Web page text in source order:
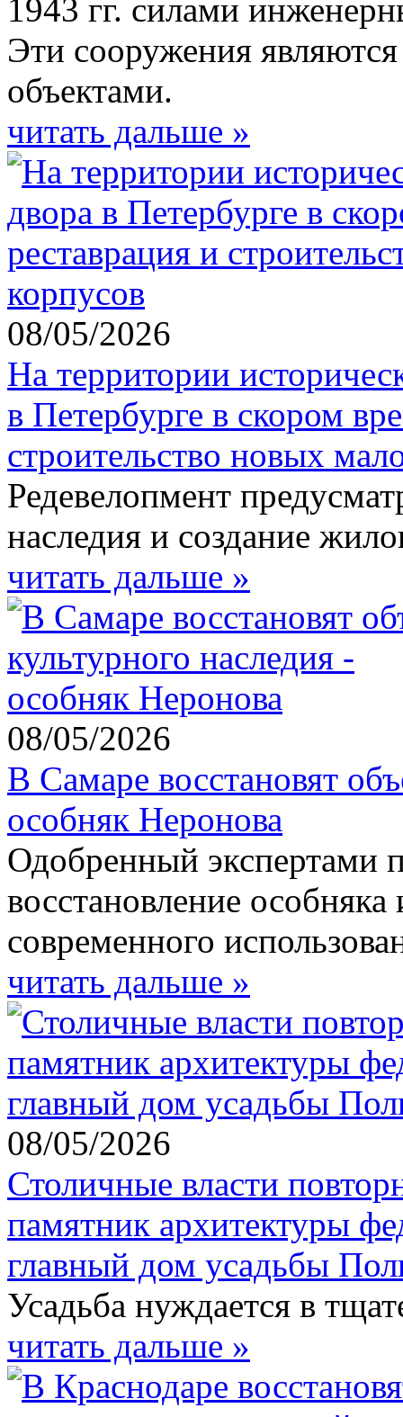
1943 гг. силами
Эти сооружения
объектами.
читать дальше »
08/05/2026
На территории
в Петербурге в скором
строительство новых
Редевелопмент
наследия и создание
читать дальше »
08/05/2026
В Самаре восстановят
особняк Неронова
Одобренный экспертами
восстановление
современного
читать дальше »
08/05/2026
Столичные власти
памятник архитектуры
главный дом усадьбы
Усадьба нуждается в
читать дальше »